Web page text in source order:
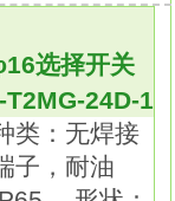
共用接点
焊接端子
选择开关
24D-1
类：无焊接
子，耐油